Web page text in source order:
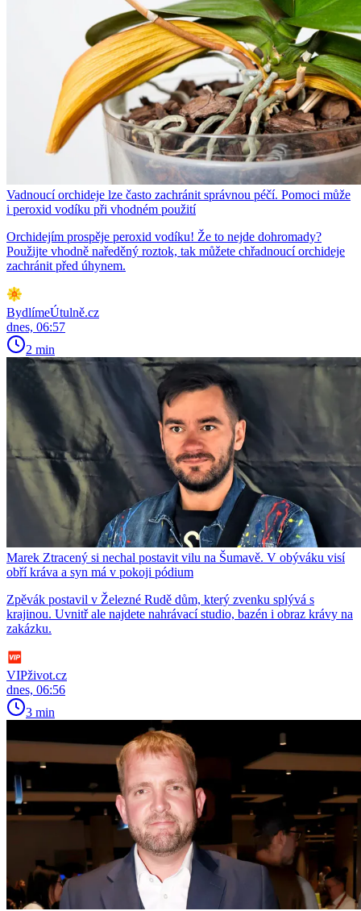
Vadnoucí orchideje lze často zachránit správnou péčí. Pomoci může
i peroxid vodíku při vhodném použití
Orchidejím prospěje peroxid vodíku! Že to nejde dohromady?
Použijte vhodně naředěný roztok, tak můžete chřadnoucí orchideje
zachránit před úhynem.
BydlímeÚtulně.cz
dnes, 06:57
2 min
Marek Ztracený si nechal postavit vilu na Šumavě. V obýváku visí
obří kráva a syn má v pokoji pódium
Zpěvák postavil v Železné Rudě dům, který zvenku splývá s
krajinou. Uvnitř ale najdete nahrávací studio, bazén i obraz krávy na
zakázku.
VIPživot.cz
dnes, 06:56
3 min